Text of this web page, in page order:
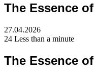
for
The Essence
27.04.2026
24 Less than a minute
The Essence